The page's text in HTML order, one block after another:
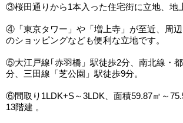
③桜田通りから1本入った住宅街に立地、地
④「東京タワー」や「増上寺」が至近、周
のショッピングなども便利な立地です。
⑤大江戸線｢赤羽橋」駅徒歩2分、南北線・
分、三田線「芝公園」駅徒歩9分。
⑥間取り1LDK+S～3LDK、面積59.87㎡～
13階建 。